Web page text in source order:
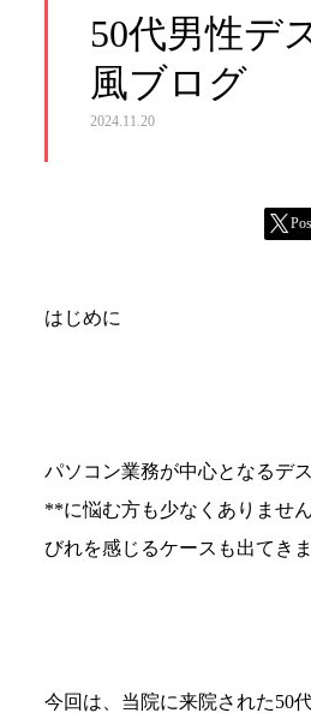
50代男性デ
風ブログ
2024.11.20
はじめに
パソコン業務が中心となるデ
**に悩む方も少なくありませ
びれを感じるケースも出てきま
今回は、当院に来院された50